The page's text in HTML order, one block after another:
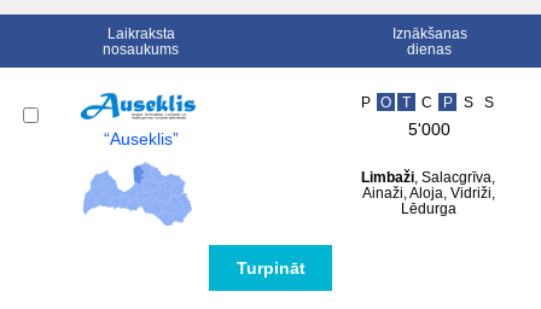
Laikraksta
nosaukums
Iznākšanas
dienas
“Auseklis”
P O T C P S S
5'000
Limbaži, Salacgrīva,
Ainaži, Aloja, Vidriži,
Lēdurga
Turpināt